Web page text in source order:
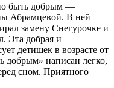
быть добрым —
Абрамцевой. В ней
замену Снегурочке и
Эта добрая и
детишек в возрасте от
добрым» написан легко,
сном. Приятного